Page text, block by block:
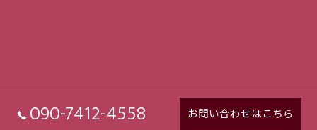
090-7412-4558 お問い合わせはこちら